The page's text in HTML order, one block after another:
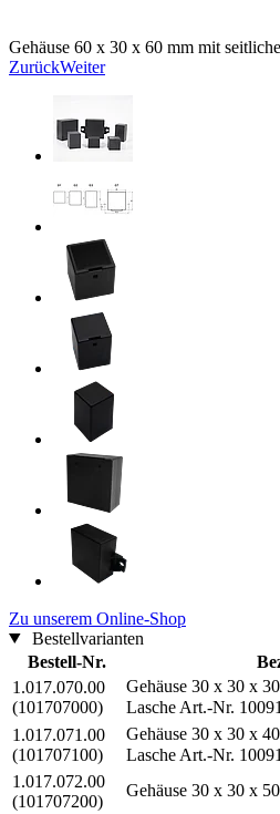
Gehäuse 60 x 30 x 60 mm mit
ZurückWeiter
Zu unserem Online-Shop
Bestellvarianten
Bestell-Nr.
1.017.070.00
(101707000)
Gehäuse 30 x 30 x
Lasche Art.-Nr.
1.017.071.00
(101707100)
Gehäuse 30 x 30 x
Lasche Art.-Nr.
1.017.072.00
(101707200)
Gehäuse 30 x 30 x